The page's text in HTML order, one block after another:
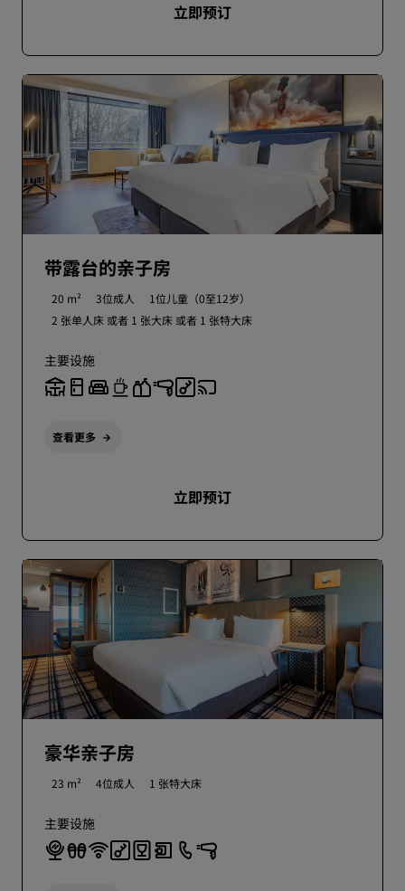
立即预订
带露台的亲子房
20 m² 3位成人
1位儿童（0至12岁）
2 张单人床 或者 1 张大床 或者 1 张特大床
主要设施
查看更多
立即预订
豪华亲子房
23 m² 4位成人 1 张特大床
主要设施